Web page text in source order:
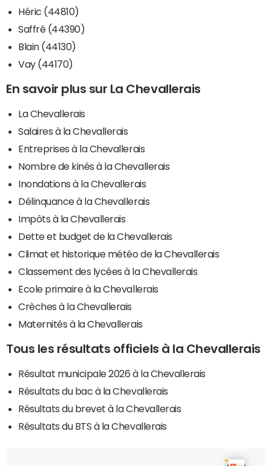
Héric (44810)
Saffré (44390)
Blain (44130)
Vay (44170)
En savoir plus sur La Chevallerais
La Chevallerais
Salaires à la Chevallerais
Entreprises à la Chevallerais
Nombre de kinés à la Chevallerais
Inondations à la Chevallerais
Délinquance à la Chevallerais
Impôts à la Chevallerais
Dette et budget de la Chevallerais
Climat et historique météo de la Chevallerais
Classement des lycées à la Chevallerais
Ecole primaire à la Chevallerais
Crèches à la Chevallerais
Maternités à la Chevallerais
Tous les résultats officiels à la Chevallerais
Résultat municipale 2026 à la Chevallerais
Résultats du bac à la Chevallerais
Résultats du brevet à la Chevallerais
Résultats du BTS à la Chevallerais